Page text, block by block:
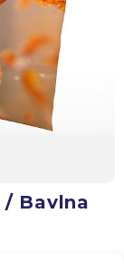
/ Bavlna